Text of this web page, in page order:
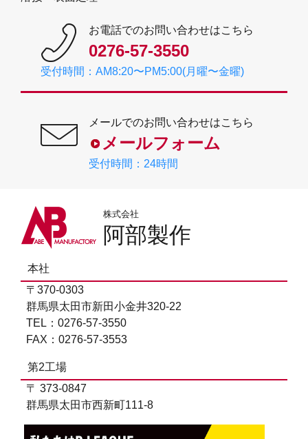
お電話でのお問い合わせはこちら
0276-57-3550
受付時間：AM8:20〜PM5:00(月曜〜金曜)
メールでのお問い合わせはこちら
メールフォーム
受付時間：24時間
株式会社
阿部製作
本社
〒370-0303
群馬県太田市新田小金井320-22
TEL：0276-57-3550
FAX：0276-57-3553
第2工場
〒 373-0847
群馬県太田市西新町111-8